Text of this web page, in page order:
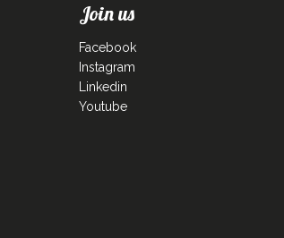
Join us
Facebook
Instagram
Linkedin
Youtube